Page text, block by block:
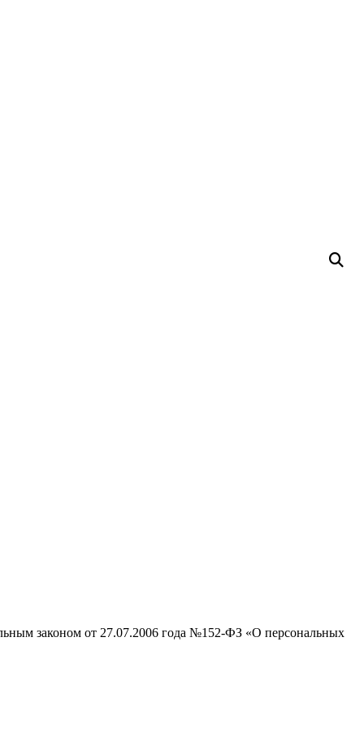
законом от 27.07.2006 года №152-ФЗ «О персональных